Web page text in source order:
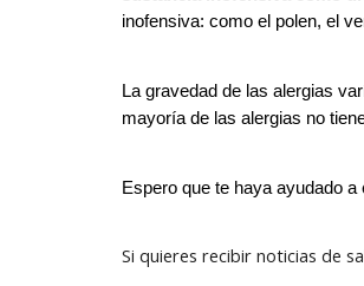
inofensiva: como el polen, el
La gravedad de las alergias
mayoría de las alergias no
Espero que te haya ayudado
Si quieres recibir noticias de